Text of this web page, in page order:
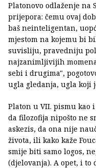
Platonovo odlaženje na
prijepora: čemu ovaj
baš neinteligentan,
mjestom na kojemu bi
suvisliju, pravedniju
najzanimljivijih
sebi i drugima",
ugla gledanja, ugla koji
Platon u VII. pismu kao
da filozofija nipošto ne
askezis, da ona nije
života, ili kako kaže
smije biti samo logos,
(djelovanja). A opet, i to